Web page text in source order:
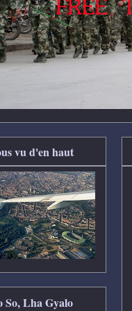
vu d'en haut
So, Lha Gyalo